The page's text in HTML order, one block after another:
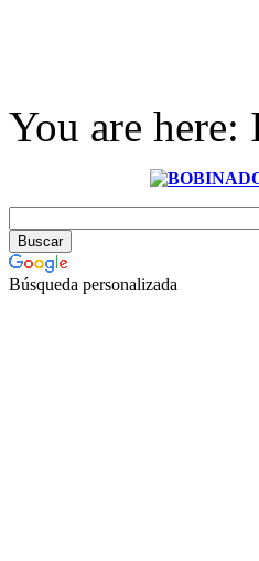
You are here:
Búsqueda personalizada